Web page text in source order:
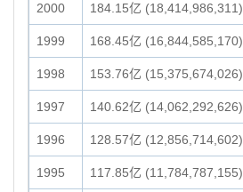
2000 184.15亿 (18,414,986,311)
1999 168.45亿 (16,844,585,170)
1998 153.76亿 (15,375,674,026)
1997 140.62亿 (14,062,292,626)
1996 128.57亿 (12,856,714,602)
1995 117.85亿 (11,784,787,155)